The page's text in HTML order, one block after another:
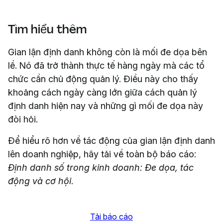
Tìm hiểu thêm
Gian lận định danh không còn là mối đe dọa bên
lề. Nó đã trở thành thực tế hàng ngày mà các tổ
chức cần chủ động quản lý. Điều này cho thấy
khoảng cách ngày càng lớn giữa cách quản lý
định danh hiện nay và những gì mối đe dọa này
đòi hỏi.
Để hiểu rõ hơn về tác động của gian lận định danh
lên doanh nghiệp, hãy tải về toàn bộ báo cáo:
Định danh số trong kinh doanh: Đe dọa, tác
động và cơ hội.
Tải báo cáo